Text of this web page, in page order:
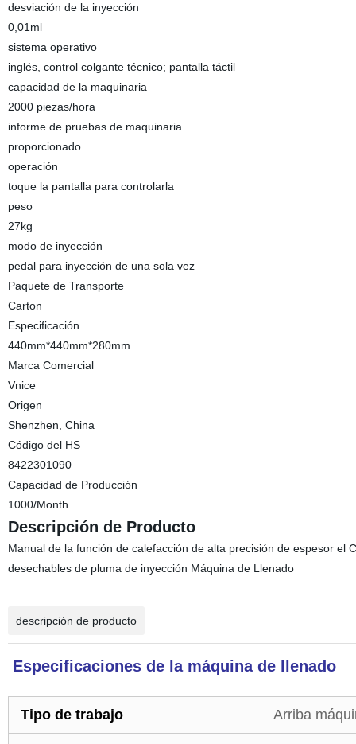
desviación de la inyección
0,01ml
sistema operativo
inglés, control colgante técnico; pantalla táctil
capacidad de la maquinaria
2000 piezas/hora
informe de pruebas de maquinaria
proporcionado
operación
toque la pantalla para controlarla
peso
27kg
modo de inyección
pedal para inyección de una sola vez
Paquete de Transporte
Carton
Especificación
440mm*440mm*280mm
Marca Comercial
Vnice
Origen
Shenzhen, China
Código del HS
8422301090
Capacidad de Producción
1000/Month
Descripción de Producto
Manual de la función de calefacción de alta precisión de espesor el
desechables de pluma de inyección Máquina de Llenado
descripción de producto
Especificaciones de la máquina de llenado
Tipo de trabajo Arriba